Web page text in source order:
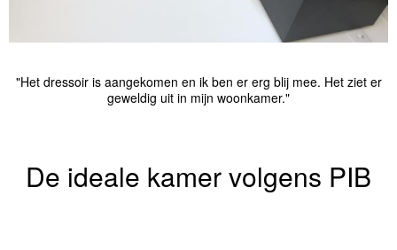
"Het dressoir is aangekomen en ik ben er erg blij mee. Het ziet er
geweldig uit in mijn woonkamer."
De ideale kamer volgens PIB